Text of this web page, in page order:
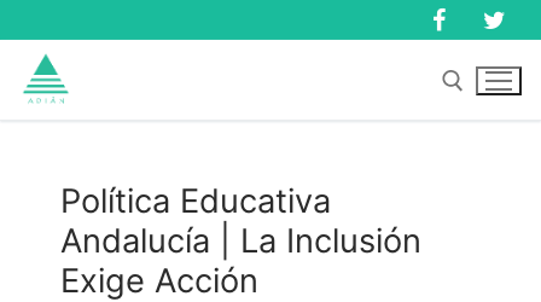
al
contenido
Buscar:
Política Educativa
Andalucía | La Inclusión
Exige Acción